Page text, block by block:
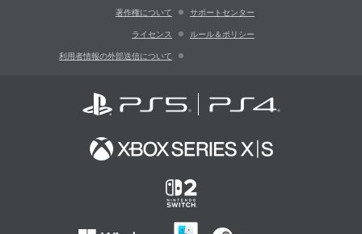
著作権について サポートセンター
ライセンス ルール＆ポリシー
利用者情報の外部送信について